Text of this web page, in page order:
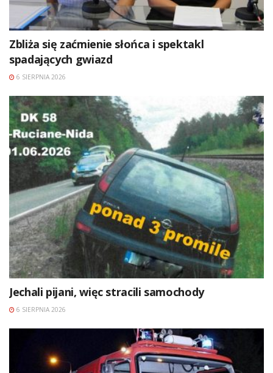
Zbliża się zaćmienie słońca i spektakl
spadających gwiazd
6 SIERPNIA 2026
Jechali pijani, więc stracili samochody
6 SIERPNIA 2026